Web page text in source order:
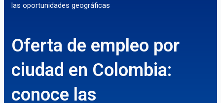
las oportunidades geográficas
Oferta de empleo por
ciudad en Colombia:
conoce las